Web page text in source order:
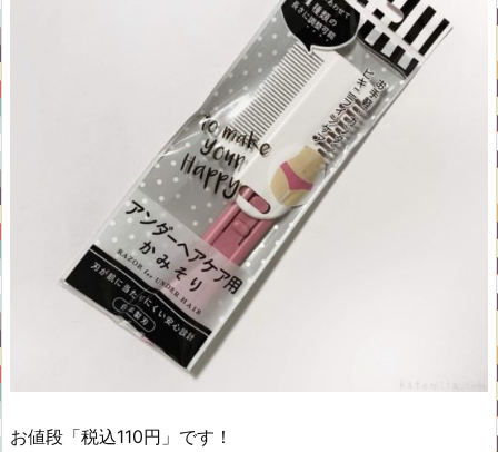
お値段「税込110円」です！